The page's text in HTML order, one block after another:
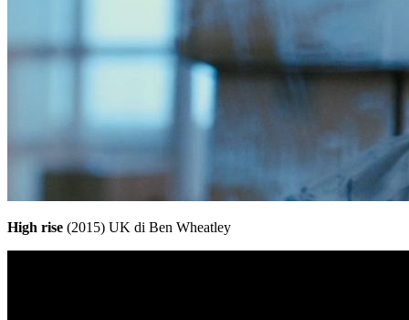
High rise (2015) UK di Ben Wheatley